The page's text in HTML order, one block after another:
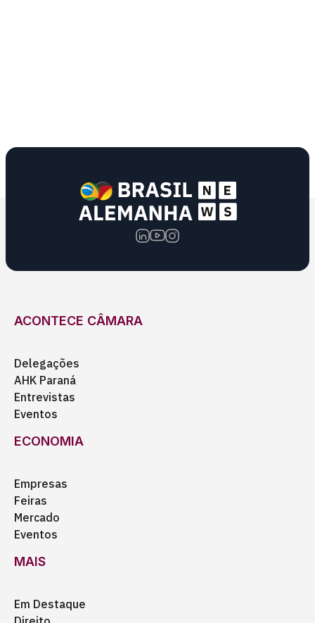
ACONTECE CÂMARA
Delegações
AHK Paraná
Entrevistas
Eventos
ECONOMIA
Empresas
Feiras
Mercado
Eventos
MAIS
Em Destaque